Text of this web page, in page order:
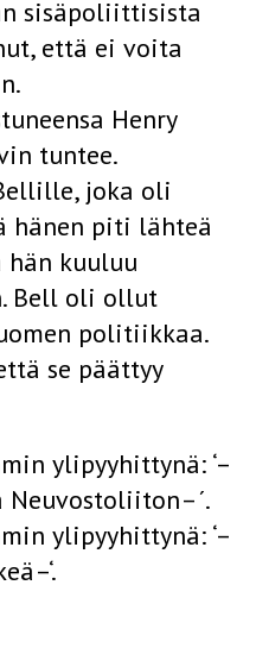
sisäpoliittisista
että ei voita
Henry
tuntee.
joka oli
hänen piti lähteä
kuuluu
Bell oli ollut
politiikkaa.
se päättyy
ylipyyhittynä: ‘–
ylipyyhittynä: ‘–